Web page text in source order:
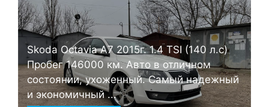
Skoda Octavia А7 2015г. 1.4 TSI (140 л.с)
Пробег 146000 км. Авто в отличном
состоянии, ухоженный. Самый надежный
и экономичный ...